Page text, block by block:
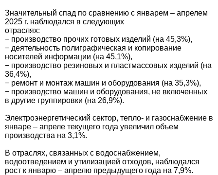
Значительный спад по сравнению с январем – апрелем
2025 г. наблюдался в следующих
отраслях:
− производство прочих готовых изделий (на 45,3%),
− деятельность полиграфическая и копирование
носителей информации (на 45,1%),
− производство резиновых и пластмассовых изделий (на
36,4%),
− ремонт и монтаж машин и оборудования (на 35,3%),
− производство машин и оборудования, не включенных
в другие группировки (на 26,9%).
Электроэнергетический сектор, тепло- и газоснабжение в
январе – апреле текущего года увеличил объем
производства на 3,1%.
В отраслях, связанных с водоснабжением,
водоотведением и утилизацией отходов, наблюдался
рост к январю – апрелю предыдущего года на 7,9%.